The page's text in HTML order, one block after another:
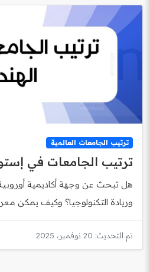
ترتيب الجامعات العالمية
ترتيب الجامعات في
هل تبحث عن وجهة أكاديمية
وريادة التكنولوجيا؟ وكيف يمكن
تم التحديث: 20 نوفمبر، 2025